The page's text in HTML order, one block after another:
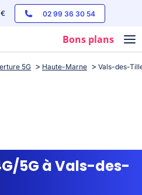
02 99 36 30 54
Bons plans
5G Haute-Marne Vals-des-
5G à Vals-des-